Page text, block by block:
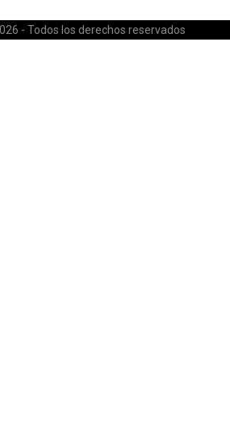
- Todos los derechos reservados